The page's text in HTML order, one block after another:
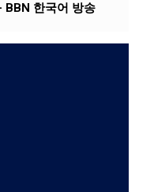
BBN 한국어 방송